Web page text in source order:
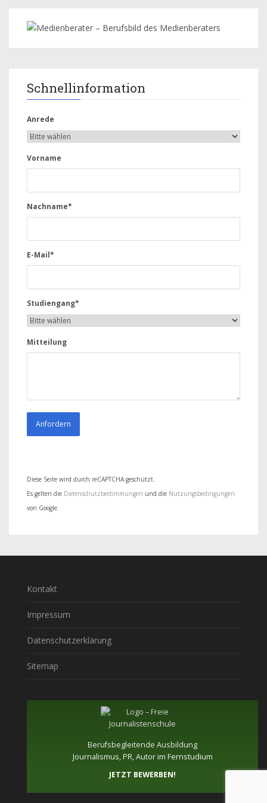
Schnellinformation
Anrede
Vorname
Nachname*
E-Mail*
Studiengang*
Mitteilung
Diese Seite wird durch reCAPTCHA geschützt.
Es gelten die Datenschutzbestimmungen und die Nutzungsbedingungen
von Google.
Kontakt
Impressum
Datenschutzerklärung
Sitemap
Berufsbegleitende Ausbildung
Journalismus, PR, Autor im Fernstudium
JETZT BEWERBEN!